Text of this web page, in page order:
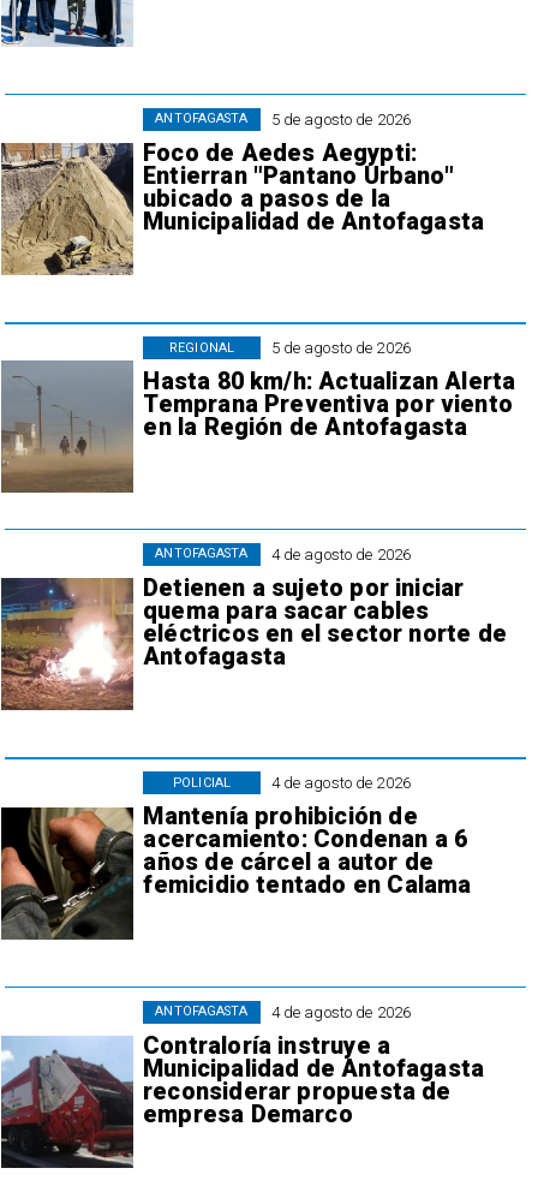
5 de agosto de 2026
Foco de Aedes Aegypti:
Entierran "Pantano Urbano"
ubicado a pasos de la
Municipalidad de Antofagasta
ANTOFAGASTA
5 de agosto de 2026
Hasta 80 km/h: Actualizan Alerta
Temprana Preventiva por viento
en la Región de Antofagasta
REGIONAL
4 de agosto de 2026
Detienen a sujeto por iniciar
quema para sacar cables
eléctricos en el sector norte de
Antofagasta
ANTOFAGASTA
4 de agosto de 2026
Mantenía prohibición de
acercamiento: Condenan a 6
años de cárcel a autor de
femicidio tentado en Calama
POLICIAL
4 de agosto de 2026
Contraloría instruye a
Municipalidad de Antofagasta
reconsiderar propuesta de
empresa Demarco
ANTOFAGASTA